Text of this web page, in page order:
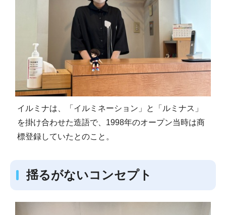
イルミナは、「イルミネーション」と「ルミナス」
を掛け合わせた造語で、1998年のオープン当時は商
標登録していたとのこと。
揺るがないコンセプト